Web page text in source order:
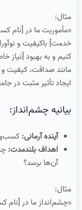
مثال:
«مأموریت ما در [نام
خدمت] باکیفیت و
کنیم و به بهبود
مانند صداقت، کیفیت
ایجاد تأثیر مثبت در
بیانیه چشم‌انداز:
آینده آرمانی:
اهداف بلندمدت:
آن‌ها برسد؟
مثال:
«چشم‌انداز ما در [نام